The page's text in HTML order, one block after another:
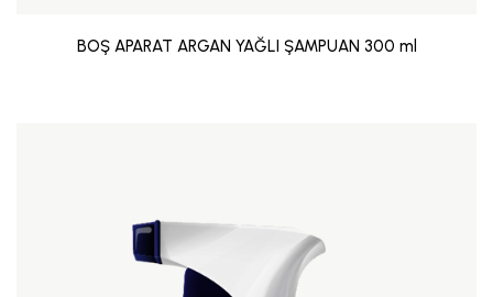
BOŞ APARAT ARGAN YAĞLI ŞAMPUAN 300 ml